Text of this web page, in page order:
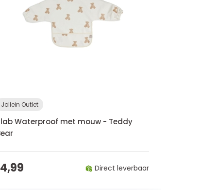
Jollein Outlet
Waterproof met mouw - Teddy
Direct leverbaar